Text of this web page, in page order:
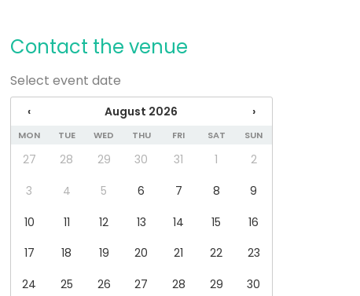
Contact the venue
Select event date
‹ August 2026 ›
MON TUE WED THU FRI SAT SUN
27 28 29 30 31 1
2
3
4 5 6 7 8
9
10
11 12 13 14 15
16
17
18 19 20 21 22
23
24
25 26 27 28 29
30